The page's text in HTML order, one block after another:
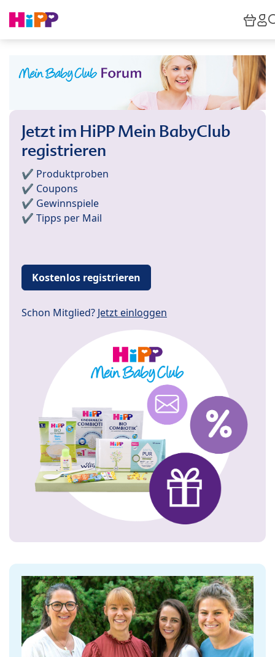
Jetzt im HiPP Mein BabyClub
registrieren
✔️ Produktproben
✔️ Coupons
✔️ Gewinnspiele
✔️ Tipps per Mail
Kostenlos registrieren
Schon Mitglied? Jetzt einloggen